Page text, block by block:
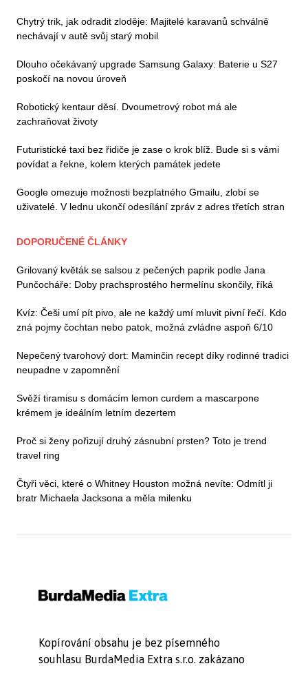
Chytrý trik, jak odradit zloděje: Majitelé karavanů schválně
nechávají v autě svůj starý mobil
Dlouho očekávaný upgrade Samsung Galaxy: Baterie u S27
poskočí na novou úroveň
Robotický kentaur děsí. Dvoumetrový robot má ale
zachraňovat životy
Futuristické taxi bez řidiče je zase o krok blíž. Bude si s vámi
povídat a řekne, kolem kterých památek jedete
Google omezuje možnosti bezplatného Gmailu, zlobí se
uživatelé. V lednu ukončí odesílání zpráv z adres třetích stran
DOPORUČENÉ ČLÁNKY
Grilovaný květák se salsou z pečených paprik podle Jana
Punčocháře: Doby prachsprostého hermelínu skončily, říká
Kvíz: Češi umí pít pivo, ale ne každý umí mluvit pivní řečí. Kdo
zná pojmy čochtan nebo patok, možná zvládne aspoň 6/10
Nepečený tvarohový dort: Maminčin recept díky rodinné tradici
neupadne v zapomnění
Svěží tiramisu s domácím lemon curdem a mascarpone
krémem je ideálním letním dezertem
Proč si ženy pořizují druhý zásnubní prsten? Toto je trend
travel ring
Čtyři věci, které o Whitney Houston možná nevíte: Odmítl ji
bratr Michaela Jacksona a měla milenku
Kopírování obsahu je bez písemného
souhlasu BurdaMedia Extra s.r.o. zakázano